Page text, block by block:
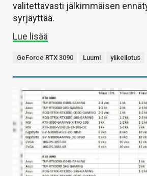
valitettavasti jälkimmäisen
syrjäyttää.
Lue lisää
GeForce RTX 3090 Luumi ylikellotus